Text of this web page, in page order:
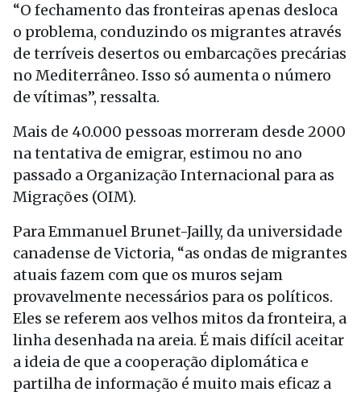
“O fechamento das fronteiras apenas desloca
o problema, conduzindo os migrantes através
de terríveis desertos ou embarcações precárias
no Mediterrâneo. Isso só aumenta o número
de vítimas”, ressalta.
Mais de 40.000 pessoas morreram desde 2000
na tentativa de emigrar, estimou no ano
passado a Organização Internacional para as
Migrações (OIM).
Para Emmanuel Brunet-Jailly, da universidade
canadense de Victoria, “as ondas de migrantes
atuais fazem com que os muros sejam
provavelmente necessários para os políticos.
Eles se referem aos velhos mitos da fronteira, a
linha desenhada na areia. É mais difícil aceitar
a ideia de que a cooperação diplomática e
partilha de informação é muito mais eficaz a